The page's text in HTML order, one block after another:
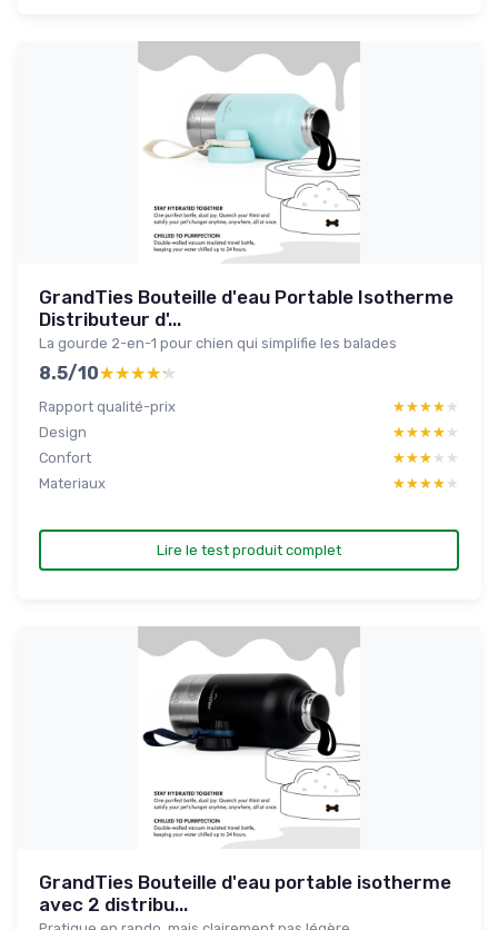
GrandTies Bouteille d'eau Portable Isotherme
Distributeur d'...
La gourde 2-en-1 pour chien qui simplifie les balades
8.5/10★★★★★
★★★★★
Rapport qualité-prix ★★★★★
★★★★★
Design
★★★★★
★★★★★
Confort
★★★★★
★★★★★
Materiaux
★★★★★
★★★★★
Lire le test produit complet
GrandTies Bouteille d'eau portable isotherme
avec 2 distribu...